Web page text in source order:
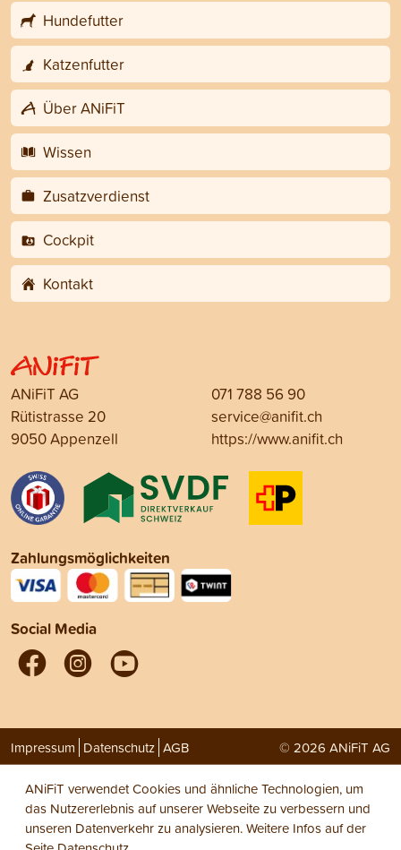
Hundefutter
Katzenfutter
Über ANiFiT
Wissen
Zusatzverdienst
Cockpit
Kontakt
ANiFiT AG
Rütistrasse 20
9050 Appenzell
071 788 56 90
service@anifit.ch
https://www.anifit.ch
Zahlungsmöglichkeiten
Social Media
Impressum Datenschutz AGB © 2026 ANiFiT AG
ANiFiT verwendet Cookies und ähnliche Technologien, um
das Nutzererlebnis auf unserer Webseite zu verbessern und
unseren Datenverkehr zu analysieren. Weitere Infos auf der